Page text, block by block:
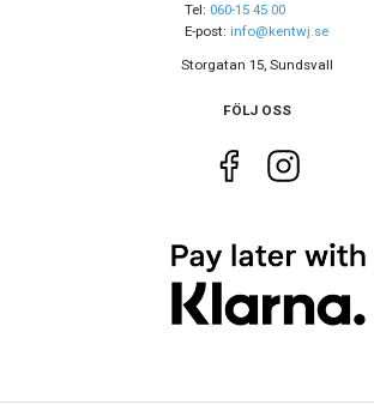
Tel: 060-15 45 00
E-post: info@kentwj.se
Storgatan 15, Sundsvall
FÖLJ OSS